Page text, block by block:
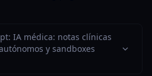
IA médica: notas clínicas
y sandboxes